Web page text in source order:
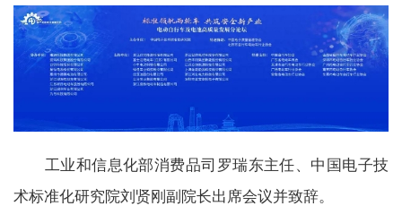
工业和信息化部消费品司罗瑞东主任、中国电子技
术标准化研究院刘贤刚副院长出席会议并致辞。